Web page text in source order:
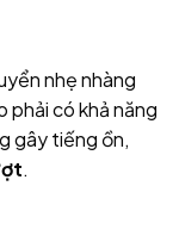
nhẹ nhàng
phải có khả năng
gây tiếng ồn,
.